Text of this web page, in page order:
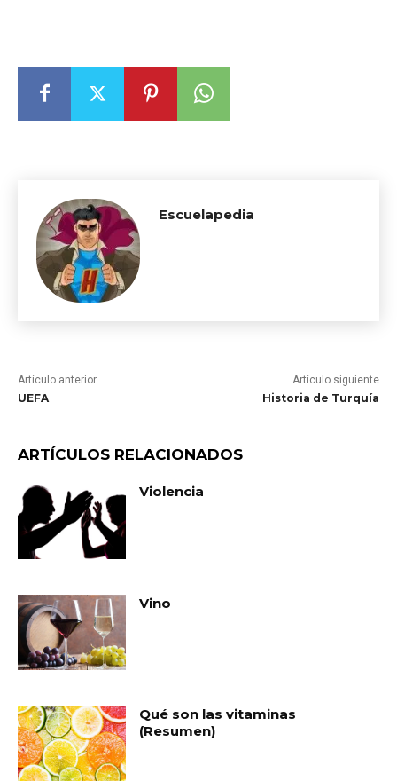
Escuelapedia
Artículo anterior
UEFA
Artículo siguiente
Historia de Turquía
ARTÍCULOS RELACIONADOS
Violencia
Vino
Qué son las vitaminas
(Resumen)